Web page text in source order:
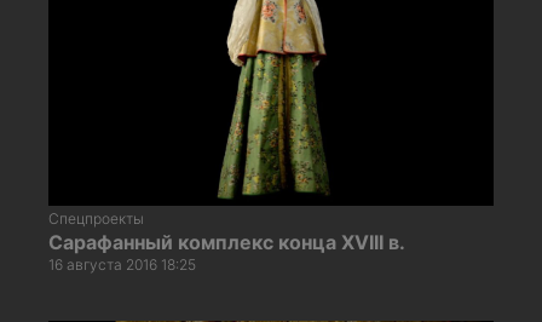
Спецпроекты
Сарафанный комплекс конца XVIII в.
16 августа 2016 18:25